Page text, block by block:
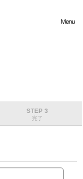
Menu
STEP 3
完了